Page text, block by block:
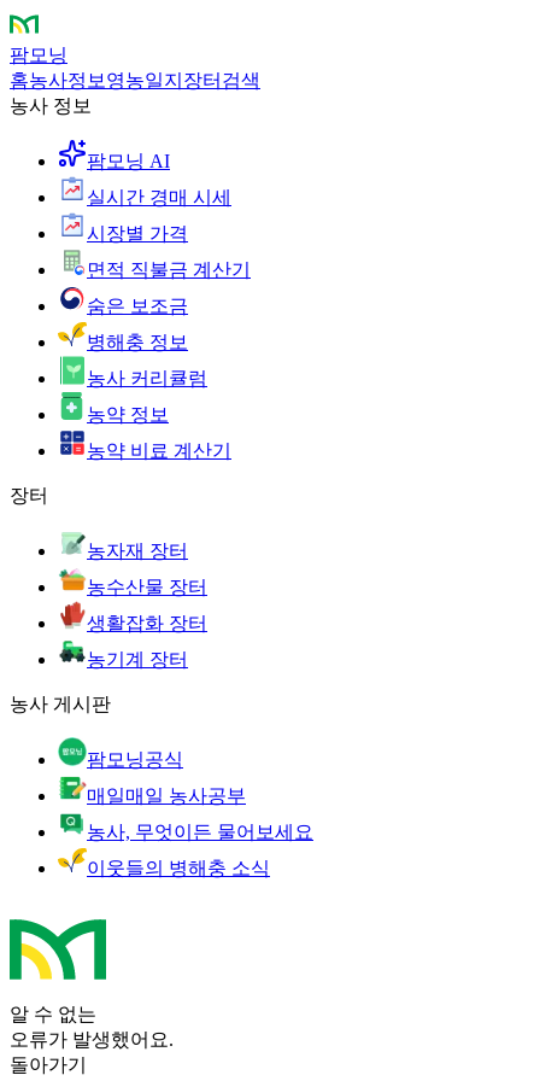
팜모닝
홈농사정보 영농일지 장터 검색
농사 정보
팜모닝 AI
실시간 경매 시세
시장별 가격
면적 직불금 계산기
숨은 보조금
병해충 정보
농사 커리큘럼
농약 정보
농약 비료 계산기
장터
농자재 장터
농수산물 장터
생활잡화 장터
농기계 장터
농사 게시판
팜모닝공식
매일매일 농사공부
농사, 무엇이든 물어보세요
이웃들의 병해충 소식
알 수 없는
오류가 발생했어요.
돌아가기